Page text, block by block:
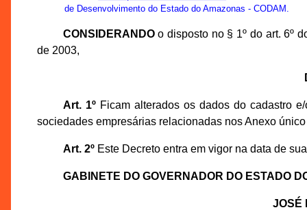
de Desenvolvimento do Estado do Amazonas - CODAM.
CONSIDERANDOo disposto no § 1º do art. 6º
de 2003,
Art. 1ºFicam alterados os dados do cadastro
sociedades empresárias relacionadas nos Anexo
Art. 2ºEste Decreto entra em vigor na data de
GABINETE DO GOVERNADOR DO ESTADO
JOSÉ